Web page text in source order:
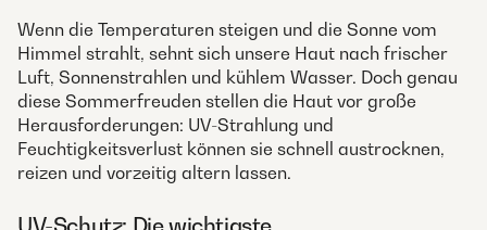
Wenn die Temperaturen steigen und die Sonne vom
Himmel strahlt, sehnt sich unsere Haut nach frischer
Luft, Sonnenstrahlen und kühlem Wasser. Doch genau
diese Sommerfreuden stellen die Haut vor große
Herausforderungen: UV-Strahlung und
Feuchtigkeitsverlust können sie schnell austrocknen,
reizen und vorzeitig altern lassen.